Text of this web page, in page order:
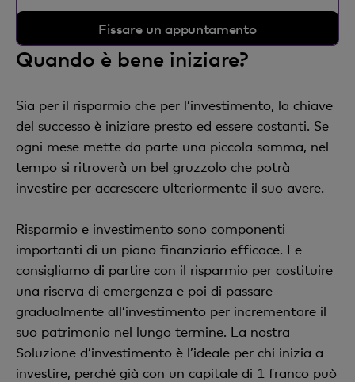
Fissare un appuntamento
Quando è bene iniziare?
Sia per il risparmio che per l’investimento, la chiave
del successo è iniziare presto ed essere costanti. Se
ogni mese mette da parte una piccola somma, nel
tempo si ritroverà un bel gruzzolo che potrà
investire per accrescere ulteriormente il suo avere.
Risparmio e investimento sono componenti
importanti di un piano finanziario efficace. Le
consigliamo di partire con il risparmio per costituire
una riserva di emergenza e poi di passare
gradualmente all’investimento per incrementare il
suo patrimonio nel lungo termine. La nostra
Soluzione d’investimento è l’ideale per chi inizia a
investire, perché già con un capitale di 1 franco può